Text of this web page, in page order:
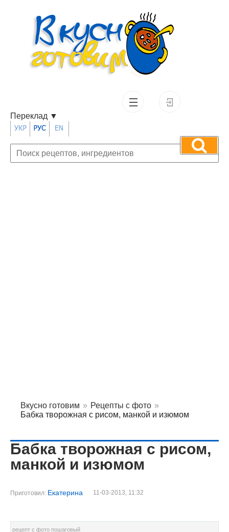
Переклад ▼
Вкусно готовим » Рецепты с фото »
Бабка творожная с рисом, манкой и изюмом
Бабка творожная с рисом,
манкой и изюмом
Приготовил: Екатерина 11-03-2013, 11:32
рецепт с фото пошаговый